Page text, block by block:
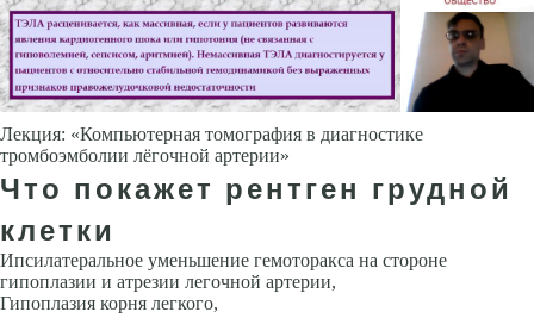
Лекция: «Компьютерная томография в диагностике
тромбоэмболии лёгочной артерии»
Что покажет рентген грудной
клетки
Ипсилатеральное уменьшение гемоторакса на стороне
гипоплазии и атрезии легочной артерии,
Гипоплазия корня легкого,